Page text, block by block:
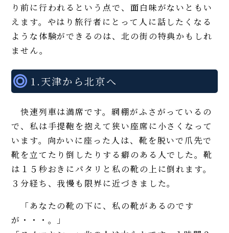
り前に行われるという点で、面白味がないともい
えます。やはり旅行者にとって人に話したくなる
ような体験ができるのは、北の街の特典かもしれ
ません。
1.天津から北京へ
快速列車は満席です。網棚がふさがっているの
で、私は手提鞄を抱えて狭い座席に小さくなって
います。向かいに座った人は、靴を脱いで爪先で
靴を立てたり倒したりする癖のある人でした。靴
は１５秒おきにパタリと私の靴の上に倒れます。
３分経ち、我慢も限界に近づきました。
「あなたの靴の下に、私の靴があるのです
が・・・。」